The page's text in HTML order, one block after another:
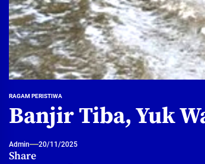
RAGAM PERISTIWA
Banjir Tiba, Yuk
Admin 20/11/2025
Share